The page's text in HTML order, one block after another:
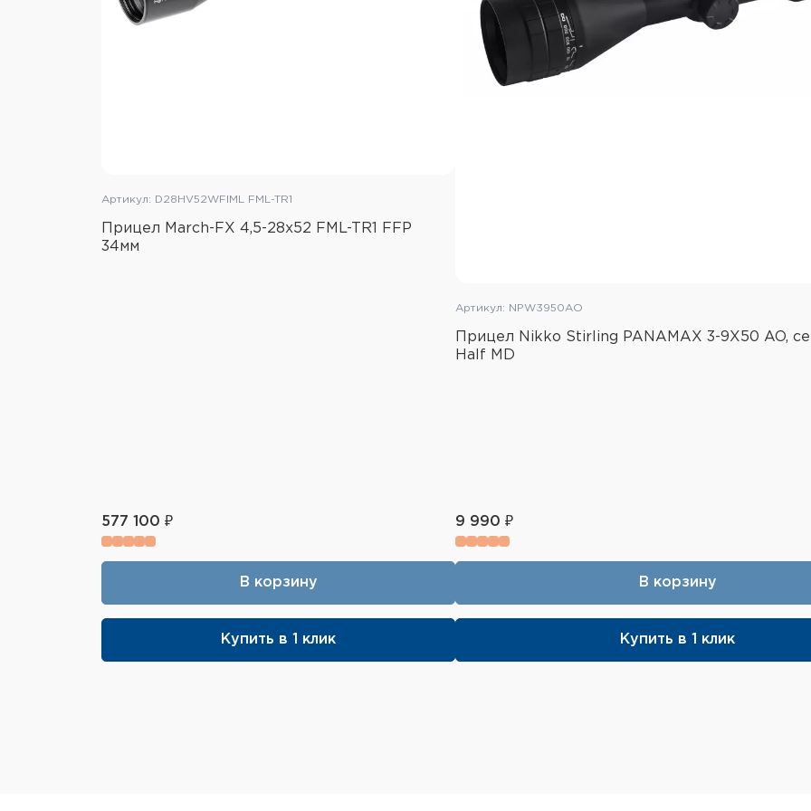
Диаметр трубы: 25,4мм
Артикул: D28HV52WFIML FML-TR1
Прицел March-FX 4,5-28x52 FML-TR1 FFP
34мм
577 100 ₽
В корзину
Купить в 1 клик
Артикул: NPW3950AO
Прицел Nikko Stirling PANAMAX 3-9X50 AO,
Half MD
9 990 ₽
В корзину
Купить в 1 клик